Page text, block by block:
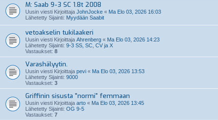
M: Saab 9-3 SC 1.8t 2008
Uusin viesti Kirjoittaja JohnJocke « Ma Elo 03, 2026 16:03
Lähetetty Sijainti: Myydään Saabit
vetoakselin tukilaakeri
Uusin viesti Kirjoittaja Ahrenberg « Ma Elo 03, 2026 14:23
Lähetetty Sijainti: 9-3 SS, SC, CV ja X
Vastaukset: 8
Varashälyytin.
Uusin viesti Kirjoittaja pevi « Ma Elo 03, 2026 13:53
Lähetetty Sijainti: 9000
Vastaukset: 3
Griffinin sisusta "normi" femmaan
Uusin viesti Kirjoittaja arto « Ma Elo 03, 2026 13:45
Lähetetty Sijainti: OG 9-5
Vastaukset: 7